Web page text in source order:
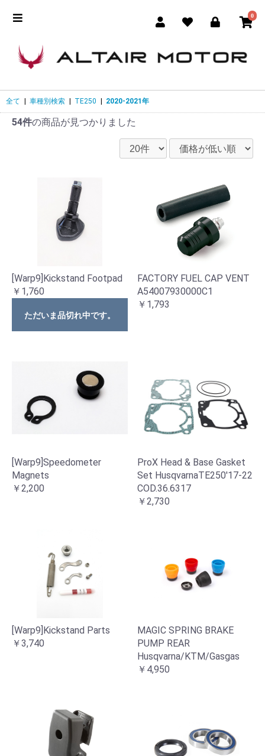
0
全て 車種別検索 TE250 2020-2021年
54件の商品が見つかりました
[Warp9]Kickstand Footpad
￥1,760
ただいま品切れ中です。
FACTORY FUEL CAP VENT
A54007930000C1
￥1,793
[Warp9]Speedometer
Magnets
￥2,200
ProX Head & Base Gasket
Set HusqvarnaTE250'17-22
COD.36.6317
￥2,730
[Warp9]Kickstand Parts
￥3,740
MAGIC SPRING BRAKE
PUMP REAR
Husqvarna/KTM/Gasgas
￥4,950